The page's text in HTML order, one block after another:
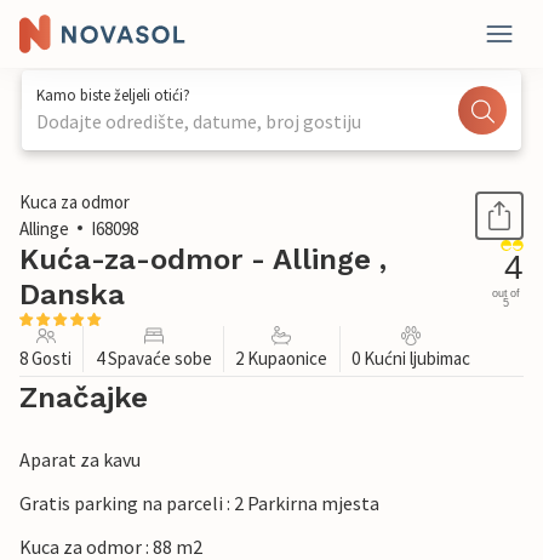
Kamo biste željeli otići?
Dodajte odredište, datume, broj gostiju
1 / 44
Kuca za odmor
Allinge
I68098
Kuća-za-odmor - Allinge ,
Danska
4
out of
5
8 Gosti 4 Spavaće sobe 2 Kupaonice 0 Kućni ljubimac
Značajke
Aparat za kavu
Gratis parking na parceli : 2 Parkirna mjesta
Kuca za odmor : 88 m2